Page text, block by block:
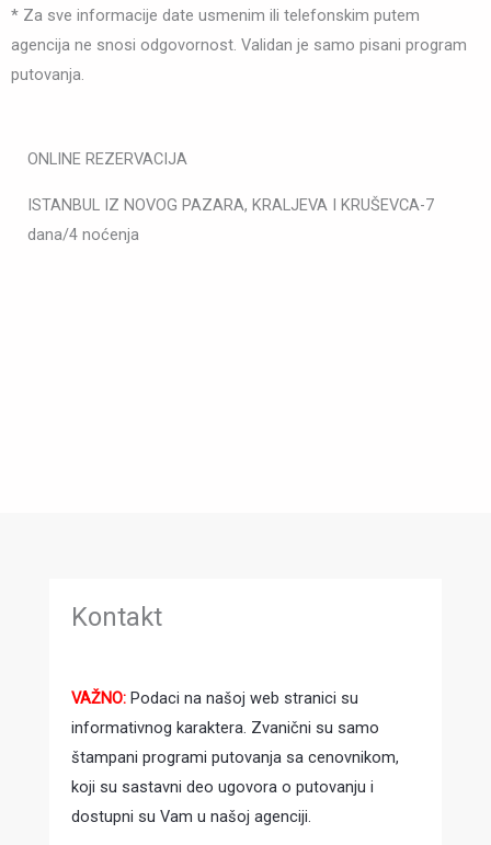
* Za sve informacije date usmenim ili telefonskim putem
agencija ne snosi odgovornost. Validan je samo pisani program
putovanja.
ONLINE REZERVACIJA
ISTANBUL IZ NOVOG PAZARA, KRALJEVA I KRUŠEVCA-7
dana/4 noćenja
Kontakt
VAŽNO: Podaci na našoj web stranici su
informativnog karaktera. Zvanični su samo
štampani programi putovanja sa cenovnikom,
koji su sastavni deo ugovora o putovanju i
dostupni su Vam u našoj agenciji.